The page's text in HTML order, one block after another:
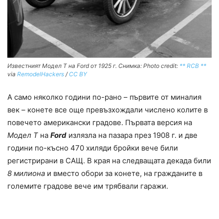
Известният Модел Т на Ford от 1925 г. Снимка: Photo credit: ** RCB **
via RemodelHackers / CC BY
А само няколко години по-рано – първите от миналия
век – конете все още превъзхождали числено колите в
повечето американски градове. Първата версия на
Модел Т на Ford излязла на пазара през 1908 г. и две
години по-късно 470 хиляди бройки вече били
регистрирани в САЩ. В края на следващата декада били
8 милиона и вместо обори за конете, на гражданите в
големите градове вече им трябвали гаражи.